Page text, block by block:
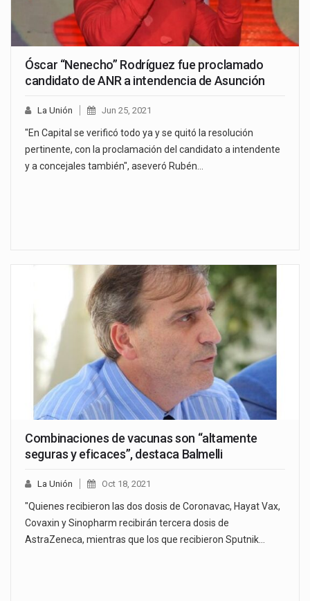
Óscar “Nenecho” Rodríguez fue proclamado
candidato de ANR a intendencia de Asunción
La Unión Jun 25, 2021
"En Capital se verificó todo ya y se quitó la resolución
pertinente, con la proclamación del candidato a intendente
y a concejales también", aseveró Rubén…
Combinaciones de vacunas son “altamente
seguras y eficaces”, destaca Balmelli
La Unión Oct 18, 2021
"Quienes recibieron las dos dosis de Coronavac, Hayat Vax,
Covaxin y Sinopharm recibirán tercera dosis de
AstraZeneca, mientras que los que recibieron Sputnik…